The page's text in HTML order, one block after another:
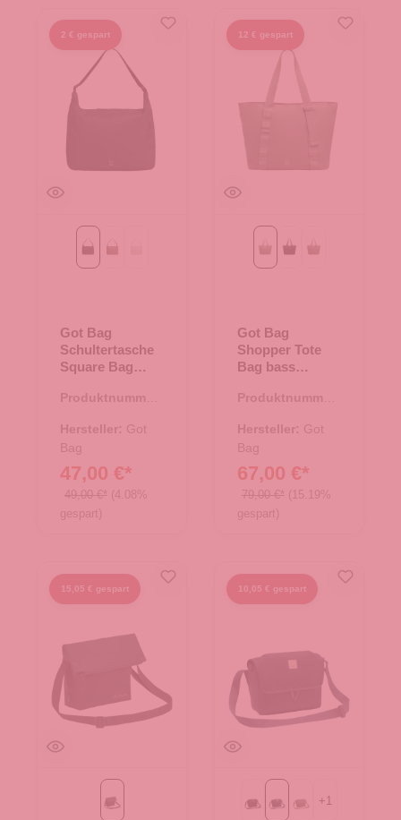
2 € gespart
black monochrome
monochrome oyster
Got Bag
Schultertasche
Square Bag
monochrome
Produktnummer:
Hersteller: Got
Bag
47,00 €*
49,00 €* (4.08%
gespart)
12 € gespart
bass monochrome
black monochrome
oyster
Got Bag
Shopper Tote
Bag bass
Produktnummer:
Hersteller: Got
Bag
67,00 €*
79,00 €* (15.19%
gespart)
15,05 € gespart
Black
10,05 € gespart
Blackeclipsekhaki
+ 1